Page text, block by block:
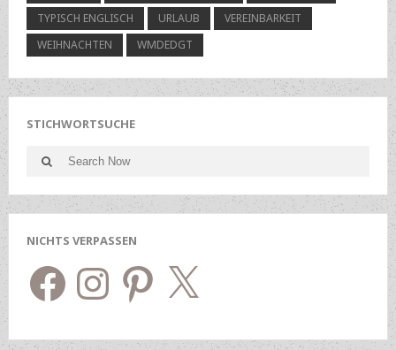
TYPISCH ENGLISCH
URLAUB
VEREINBARKEIT
WEIHNACHTEN
WMDEDGT
STICHWORTSUCHE
Search
for:
Search
NICHTS VERPASSEN
Facebook
Instagram Pinterest